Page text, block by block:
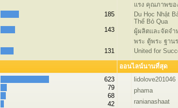
185
143
131
แรง คุณภาพขอ
Du Học Nhật
Thể Bỏ Qua
ผู้ผลิตและจัดจำ
พระ ตู้พระ ฐาน
United for
ออนไลน์นานที่สุด
623
79
68
42
lidolove201046
phama
ranianashaat